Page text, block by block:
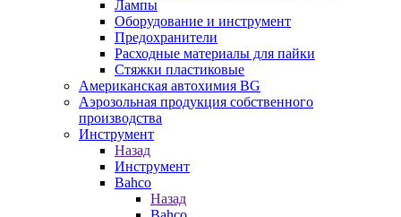
Лампы
Оборудование и инструмент
Предохранители
Расходные материалы для пайки
Стяжки пластиковые
Американская автохимия BG
Аэрозольная продукция собственного
производства
Инструмент
Назад
Инструмент
Bahco
Назад